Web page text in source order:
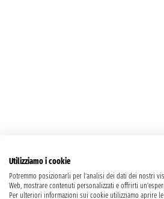
Utilizziamo i cookie
Potremmo posizionarli per l'analisi dei dati dei nostri
Web, mostrare contenuti personalizzati e offrirti
Per ulteriori informazioni sui cookie utilizziamo aprire